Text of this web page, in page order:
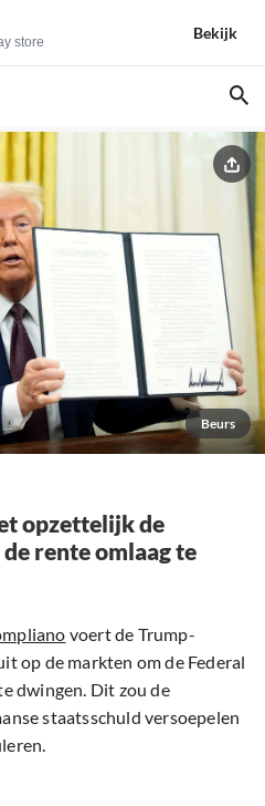
store
Bekijk
Beurs
opzettelijk de
rente omlaag te
voert de Trump-
op de markten om de Federal
dwingen. Dit zou de
staatsschuld versoepelen